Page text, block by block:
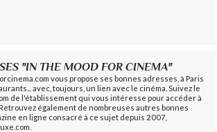
"IN THE MOOD FOR CINEMA"
vous propose ses bonnes adresses, à Paris
avec, toujours, un lien avec le cinéma. Suivez le
de l'établissement qui vous intéresse pour accéder à
également de nombreuses autres bonnes
en ligne consacré à ce sujet depuis 2007,